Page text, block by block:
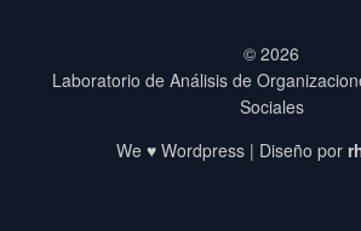
© 2026
Laboratorio de Análisis de
Sociales
We ♥ Wordpress | Diseño por